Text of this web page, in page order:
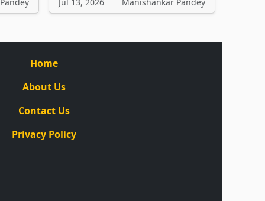
Jul 13, 2026 Manishankar Pandey
Home
About Us
Contact Us
Privacy Policy